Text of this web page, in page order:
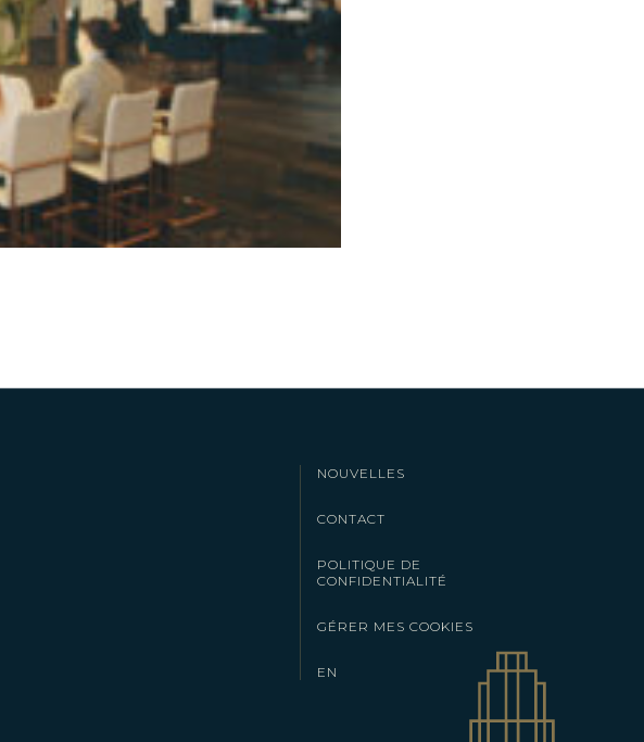
NOUVELLES
CONTACT
POLITIQUE DE
CONFIDENTIALITÉ
GÉRER MES COOKIES
EN